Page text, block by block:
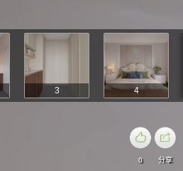
0 分享
3 4